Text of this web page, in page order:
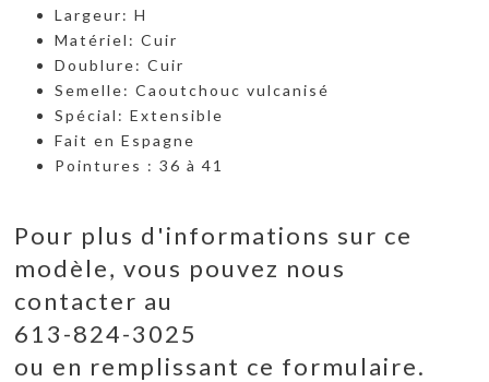
Largeur: H
Matériel: Cuir
Doublure: Cuir
Semelle: Caoutchouc vulcanisé
Spécial: Extensible
Fait en Espagne
Pointures : 36 à 41
Pour plus d'informations sur ce
modèle, vous pouvez nous
contacter au
613-824-3025
ou en remplissant ce formulaire.